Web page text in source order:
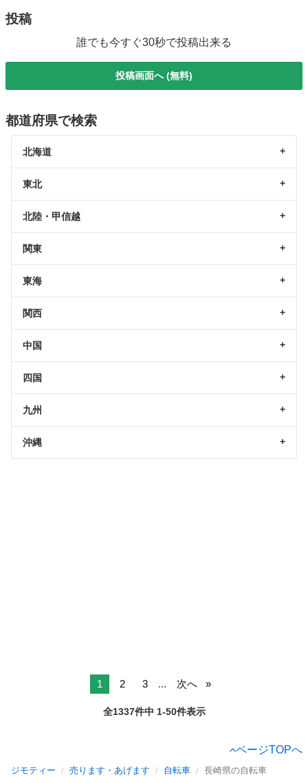
投稿
誰でも今すぐ30秒で投稿出来る
投稿画面へ (無料)
都道府県で検索
北海道
東北
北陸・甲信越
関東
東海
関西
中国
四国
九州
沖縄
1 2 3 ... 次へ
全1337件中 1-50件表示
ページTOPへ
ジモティー 売ります・あげます 自転車 長崎県の自転車